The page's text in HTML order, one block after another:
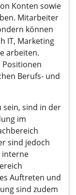
Konten sowie
Mitarbeiter
können
IT, Marketing
arbeiten.
Positionen
Berufs- und
sein, sind in der
im
sind jedoch
interne
Auftreten und
sind zudem